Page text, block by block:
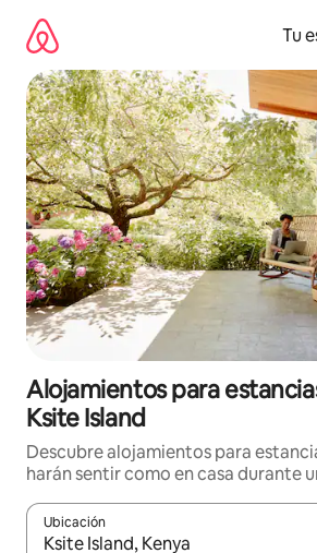
contenido
Tu
Alojamientos para
Ksite Island
Descubre alojamientos para
harán sentir como en casa durante
Ubicación
Cuando los resultados estén